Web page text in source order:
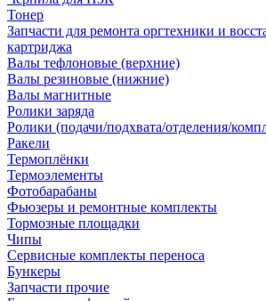
Тонер
Запчасти для ремонта оргтехники и
картриджа
Валы тефлоновые (верхние)
Валы резиновые (нижние)
Валы магнитные
Ролики заряда
Ролики (подачи/подхвата/отделения/
Ракели
Термоплёнки
Термоэлементы
Фотобарабаны
Фьюзеры и ремонтные комплекты
Тормозные площадки
Чипы
Сервисные комплекты переноса
Бункеры
Запчасти прочие